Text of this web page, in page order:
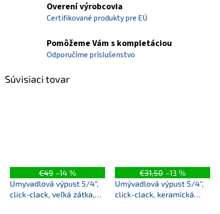
Overení výrobcovia
Certifikované produkty pre EÚ
Pomôžeme Vám s kompletáciou
Odporučíme príslušenstvo
Súvisiaci tovar
€49 –14 %
Umyvadlová výpust 5/4“,
click-clack, veľká zátka,
max 80mm, čierna mat
€31,50 –13 %
Umývadlová výpust 5/4",
click-clack, keramická
zátka, 10-50mm, biela